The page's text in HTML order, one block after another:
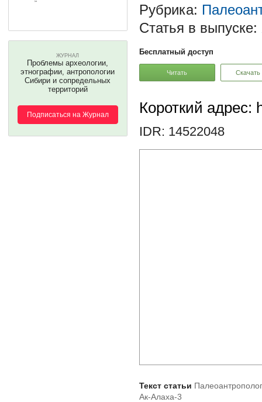
ЖУРНАЛ
Проблемы археологии,
этнографии, антропологии
Сибири и сопредельных
территорий
Подписаться на Журнал
Рубрика:
Статья в выпуске:
Бесплатный доступ
Читать Скачать
Короткий адрес:
IDR: 14522048
Текст статьи
Ак-Алаха-3